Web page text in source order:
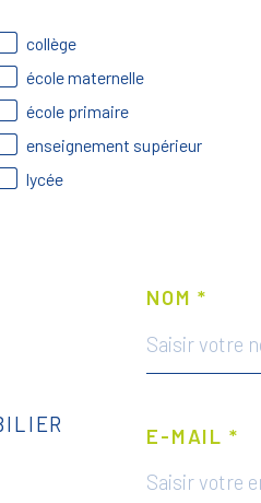
collège
école maternelle
école primaire
enseignement supérieur
lycée
NOM *
E-MAIL *